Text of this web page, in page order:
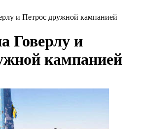
и Петрос дружной кампанией
Говерлу и
кампанией